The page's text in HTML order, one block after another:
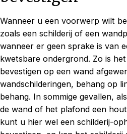
Wanneer u een voorwerp wilt
zoals een schilderij of een
wanneer er geen sprake is van
kwetsbare ondergrond. Zo is
bevestigen op een wand
wandschilderingen, behang op
behang. In sommige gevallen,
de wand of het plafond een
kunt u hier wel een schilderij-